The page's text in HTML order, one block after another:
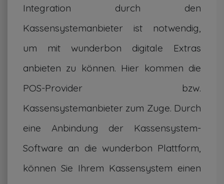
Integration durch den
Kassensystemanbieter ist notwendig,
um mit wunderbon digitale Extras
anbieten zu können. Hier kommen die
POS-Provider bzw.
Kassensystemanbieter zum Zuge. Durch
eine Anbindung der Kassensystem-
Software an die wunderbon Plattform,
können Sie Ihrem Kassensystem einen